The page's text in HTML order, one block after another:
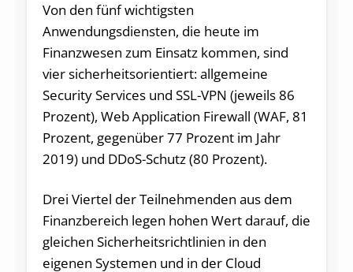
Von den fünf wichtigsten
Anwendungsdiensten, die heute im
Finanzwesen zum Einsatz kommen, sind
vier sicherheitsorientiert: allgemeine
Security Services und SSL-VPN (jeweils 86
Prozent), Web Application Firewall (WAF, 81
Prozent, gegenüber 77 Prozent im Jahr
2019) und DDoS-Schutz (80 Prozent).
Drei Viertel der Teilnehmenden aus dem
Finanzbereich legen hohen Wert darauf, die
gleichen Sicherheitsrichtlinien in den
eigenen Systemen und in der Cloud